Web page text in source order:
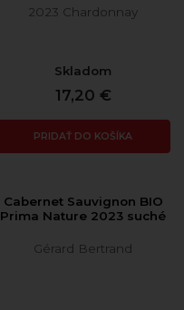
2023 Chardonnay
Skladom
17,20 €
PRIDAŤ DO KOŠÍKA
Cabernet Sauvignon BIO
Prima Nature 2023 suché
Gérard Bertrand